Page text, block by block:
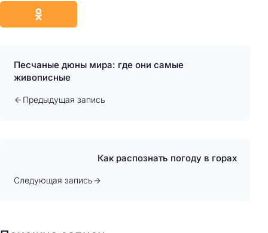
Песчаные дюны мира: где они самые
живописные
Предыдущая запись
Как распознать погоду в горах
Следующая запись